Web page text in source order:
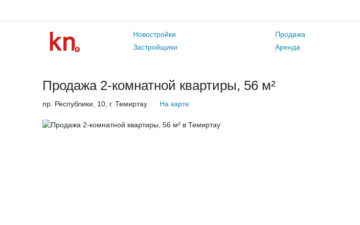
Новостройки
Застройщики
Продажа
Аренда
Продажа 2-комнатной квартиры, 56 м²
пр. Республики, 10, г. Темиртау На карте